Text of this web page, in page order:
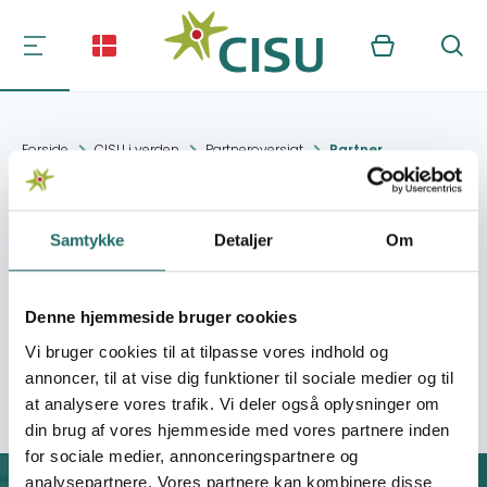
Samtykke Detaljer Om
Denne hjemmeside bruger cookies
Vi bruger cookies til at tilpasse vores indhold og
annoncer, til at vise dig funktioner til sociale medier og til
at analysere vores trafik. Vi deler også oplysninger om
din brug af vores hjemmeside med vores partnere inden
for sociale medier, annonceringspartnere og
analysepartnere. Vores partnere kan kombinere disse
Kurv Søg
Forside CISU i verden Partneroversigt Partner
Thabang Society
Organisation: Dansk Folkehjælp - DFH